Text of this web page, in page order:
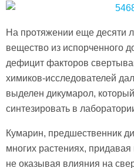
На протяжении еще десяти
вещество из испорченного
дефицит факторов
химиков-исследователей
выделен дикумарол,
синтезировать в
Кумарин, предшественник
многих растениях,
не оказывая влияния на